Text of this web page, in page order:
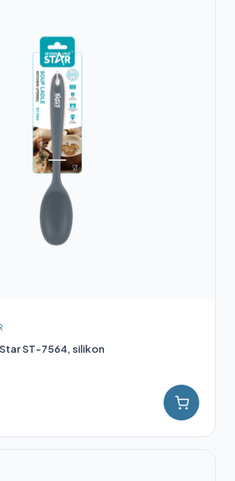
ST-7564, silikon